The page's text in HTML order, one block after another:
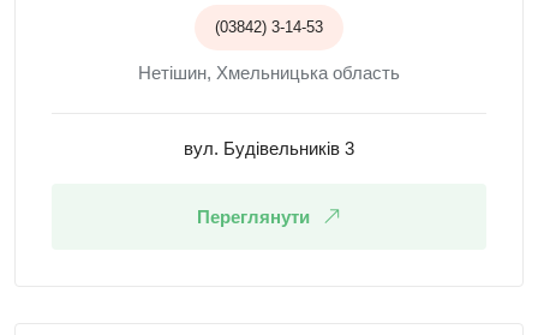
(03842) 3-14-53
Нетішин, Хмельницька область
вул. Будівельників 3
Переглянути